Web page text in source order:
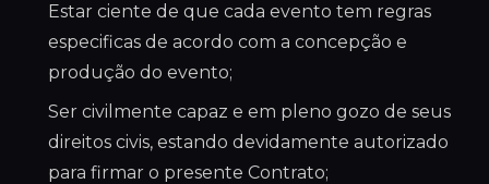
Estar ciente de que cada evento tem regras
especificas de acordo com a concepção e
produção do evento;
Ser civilmente capaz e em pleno gozo de seus
direitos civis, estando devidamente autorizado
para firmar o presente Contrato;